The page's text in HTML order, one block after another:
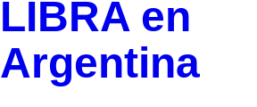
LIBRA en
Argentina